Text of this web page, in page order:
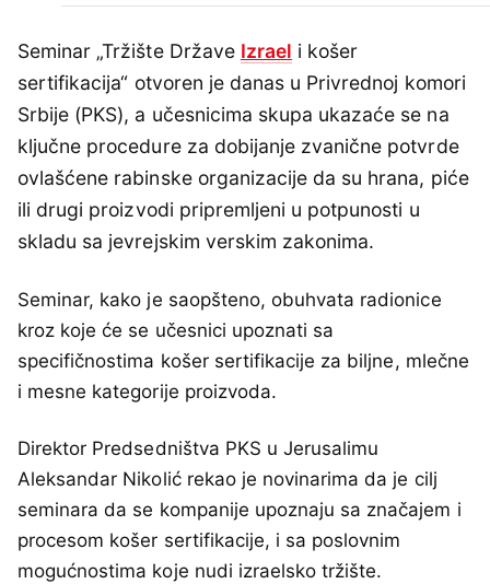
Seminar „Tržište Države Izrael i košer
sertifikacija“ otvoren je danas u Privrednoj komori
Srbije (PKS), a učesnicima skupa ukazaće se na
ključne procedure za dobijanje zvanične potvrde
ovlašćene rabinske organizacije da su hrana, piće
ili drugi proizvodi pripremljeni u potpunosti u
skladu sa jevrejskim verskim zakonima.
Seminar, kako je saopšteno, obuhvata radionice
kroz koje će se učesnici upoznati sa
specifičnostima košer sertifikacije za bilјne, mlečne
i mesne kategorije proizvoda.
Direktor Predsedništva PKS u Jerusalimu
Aleksandar Nikolić rekao je novinarima da je cilј
seminara da se kompanije upoznaju sa značajem i
procesom košer sertifikacije, i sa poslovnim
mogućnostima koje nudi izraelsko tržište.